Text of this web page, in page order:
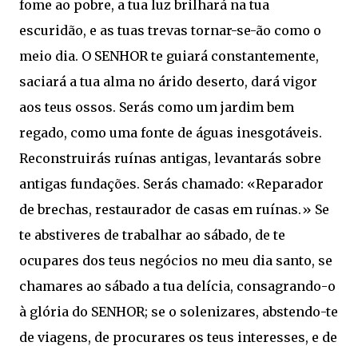
fome ao pobre, a tua luz brilhará na tua
escuridão, e as tuas trevas tornar-se-ão como o
meio dia. O SENHOR te guiará constantemente,
saciará a tua alma no árido deserto, dará vigor
aos teus ossos. Serás como um jardim bem
regado, como uma fonte de águas inesgotáveis.
Reconstruirás ruínas antigas, levantarás sobre
antigas fundações. Serás chamado: «Reparador
de brechas, restaurador de casas em ruínas.» Se
te abstiveres de trabalhar ao sábado, de te
ocupares dos teus negócios no meu dia santo, se
chamares ao sábado a tua delícia, consagrando-o
à glória do SENHOR; se o solenizares, abstendo-te
de viagens, de procurares os teus interesses, e de